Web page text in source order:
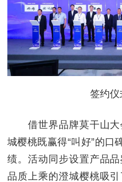
签约仪
借世界品牌莫干山大
城樱桃既赢得“叫好”的口
绩。活动同步设置产品品
品质上乘的澄城樱桃吸